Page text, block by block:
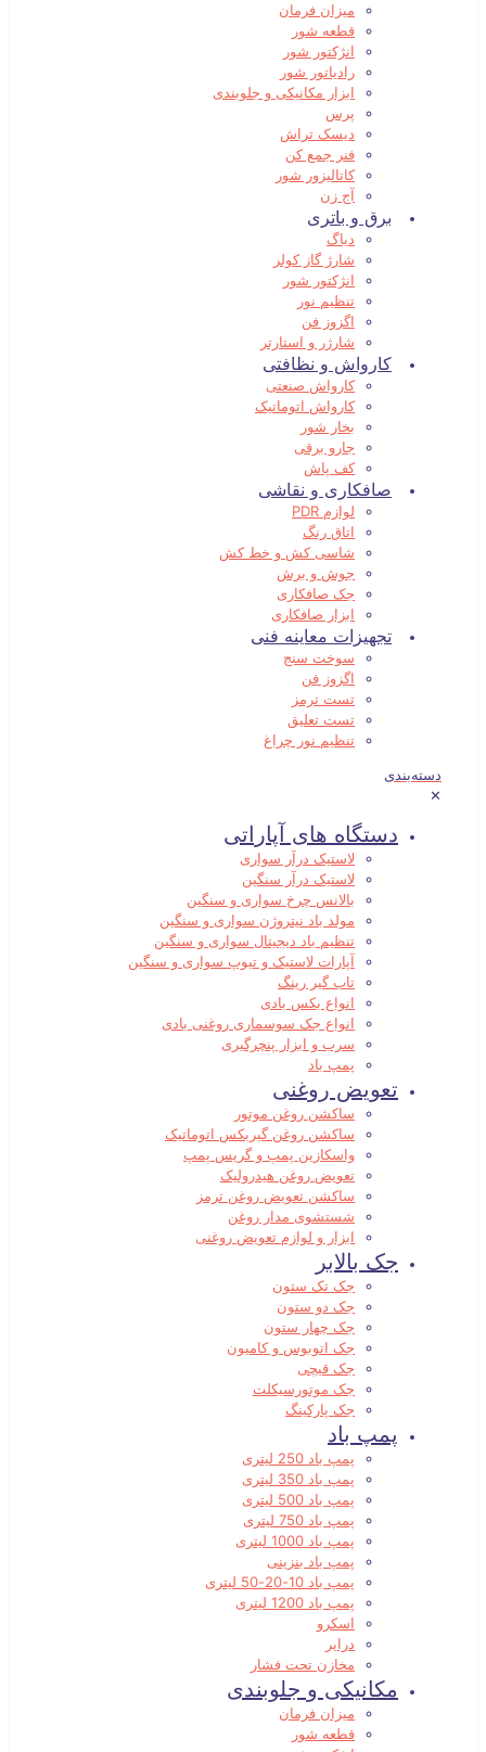
میزان فرمان
قطعه شور
انژکتور شور
رادیاتور شور
ابزار مکانیکی و جلوبندی
پرس
دیسک تراش
فنر جمع کن
کاتالیزور شور
آج زن
برق و باتری
دیاگ
شارژ گاز کولر
انژکتور شور
تنظیم نور
اگزوز فن
شارژر و استارتر
کارواش و نظافتی
کارواش صنعتی
کارواش اتوماتیک
بخار شور
جارو برقی
کف پاش
صافکاری و نقاشی
لوازم PDR
اتاق رنگ
شاسی کش و خط کش
جوش و برش
جک صافکاری
ابزار صافکاری
تجهیزات معاینه فنی
سوخت سنج
اگزوز فن
تست ترمز
تست تعلیق
تنظیم نور چراغ
دسته‌بندی
✕
دستگاه های آپاراتی
لاستیک درآر سواری
لاستیک درآر سنگین
بالانس چرخ سواری و سنگین
مولد باد نیتروژن سواری و سنگین
تنظیم باد دیجیتال سواری و سنگین
آپارات لاستیک و تیوپ سواری و سنگین
تاب گیر رینگ
انواع بکس بادی
انواع جک سوسماری روغنی بادی
سرب و ابزار پنچرگیری
پمپ باد
تعویض روغنی
ساکشن روغن موتور
ساکشن روغن گیربکس اتوماتیک
واسکازین پمپ و گریس پمپ
تعویض روغن هیدرولیک
ساکشن تعویض روغن ترمز
شستشوی مدار روغن
ابزار و لوازم تعویض روغنی
جک بالابر
جک تک ستون
جک دو ستون
جک چهار ستون
جک اتوبوس و کامیون
جک قیچی
جک موتورسیکلت
جک پارکینگ
پمپ باد
پمپ باد 250 لیتری
پمپ باد 350 لیتری
پمپ باد 500 لیتری
پمپ باد 750 لیتری
پمپ باد 1000 لیتری
پمپ باد بنزینی
پمپ باد 10-20-50 لیتری
پمپ باد 1200 لیتری
اسکرو
درایر
مخازن تحت فشار
مکانیکی و جلوبندی
میزان فرمان
قطعه شور